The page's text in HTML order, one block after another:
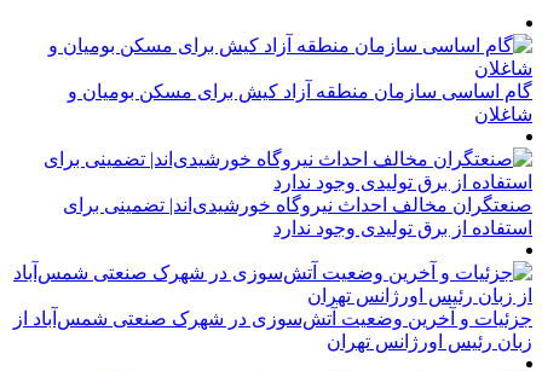
گام اساسی سازمان منطقه آزاد کیش برای مسکن بومیان و
شاغلان
صنعتگران مخالف احداث نیروگاه خورشیدی‌اند| تضمینی برای
استفاده از برق تولیدی وجود ندارد
جزئیات و آخرین وضعیت آتش‌سوزی در شهرک صنعتی شمس‌آباد از
زبان رئیس اورژانس تهران